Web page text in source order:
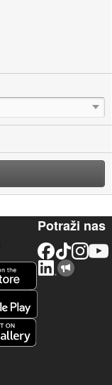
Potraži nas